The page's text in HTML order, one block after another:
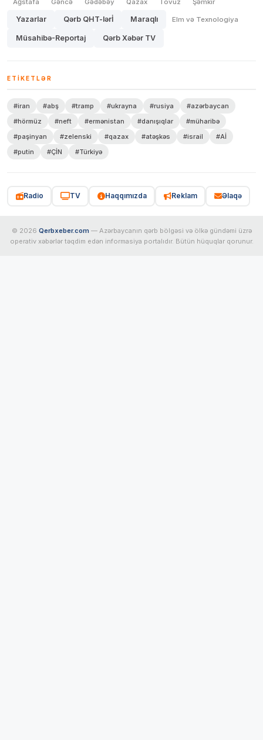
Ağstafa Gəncə Gədəbəy Qazax Tovuz Şəmkir
Yazarlar Qərb QHT-lərİ Maraqlı Elm və Texnologiya
Müsahibə-Reportaj Qərb Xəbər TV
ETIKETLƏR
#iran #abş #tramp #ukrayna #rusiya
#azərbaycan
#hörmüz
#neft #ermənistan #danışıqlar
#müharibə
#paşinyan
#zelenski #qazax #atəşkəs #israil
#Aİ
#putin
#ÇİN #Türkiyə
Radio TV Haqqımızda Reklam Əlaqə
© 2026 Qerbxeber.com — Azərbaycanın qərb bölgəsi və ölkə gündəmi üzrə
operativ xəbərlər təqdim edən informasiya portalıdır. Bütün hüquqlar qorunur.